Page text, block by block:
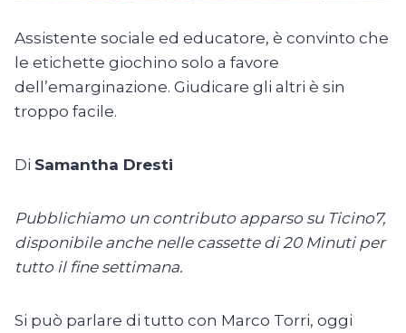
Assistente sociale ed educatore, è convinto che
le etichette giochino solo a favore
dell’emarginazione. Giudicare gli altri è sin
troppo facile.
Di Samantha Dresti
Pubblichiamo un contributo apparso su Ticino7,
disponibile anche nelle cassette di 20 Minuti per
tutto il fine settimana.
Si può parlare di tutto con Marco Torri, oggi